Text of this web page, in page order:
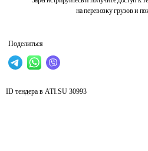
на перевозку грузов и
Поделиться
ID тендера в ATI.SU 30993